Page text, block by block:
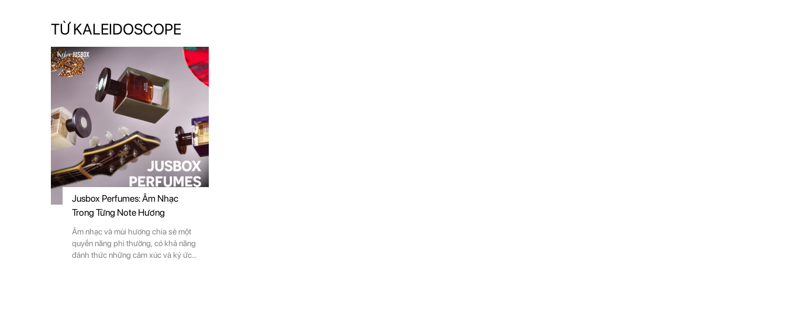
TỪ KALEIDOSCOPE
Jusbox Perfumes: Âm Nhạc
Trong Từng Note Hương
Âm nhạc và mùi hương chia sẻ một
quyền năng phi thường, có khả năng
đánh thức những cảm xúc và ký ức